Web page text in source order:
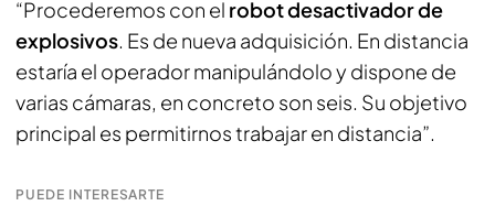
“Procederemos con el robot desactivador de
explosivos. Es de nueva adquisición. En distancia
estaría el operador manipulándolo y dispone de
varias cámaras, en concreto son seis. Su objetivo
principal es permitirnos trabajar en distancia”.
PUEDE INTERESARTE